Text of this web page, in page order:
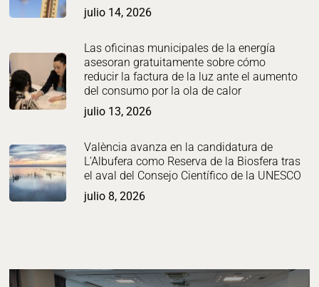
julio 14, 2026
Las oficinas municipales de la energía
asesoran gratuitamente sobre cómo
reducir la factura de la luz ante el aumento
del consumo por la ola de calor
julio 13, 2026
València avanza en la candidatura de
L’Albufera como Reserva de la Biosfera tras
el aval del Consejo Científico de la UNESCO
julio 8, 2026